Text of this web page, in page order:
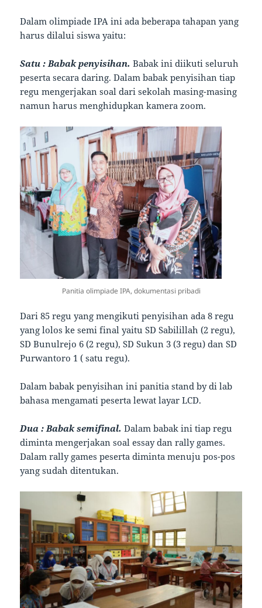
Dalam olimpiade IPA ini ada beberapa tahapan yang
harus dilalui siswa yaitu:
Satu : Babak penyisihan.Babak ini diikuti seluruh
peserta secara daring. Dalam babak penyisihan tiap
regu mengerjakan soal dari sekolah masing-masing
namun harus menghidupkan kamera zoom.
Panitia olimpiade IPA, dokumentasi pribadi
Dari 85 regu yang mengikuti penyisihan ada 8 regu
yang lolos ke semi final yaitu SD Sabilillah (2 regu),
SD Bunulrejo 6 (2 regu), SD Sukun 3 (3 regu) dan SD
Purwantoro 1 ( satu regu).
Dalam babak penyisihan ini panitia stand by di lab
bahasa mengamati peserta lewat layar LCD.
Dua : Babak semifinal.Dalam babak ini tiap regu
diminta mengerjakan soal essay dan rally games.
Dalam rally games peserta diminta menuju pos-pos
yang sudah ditentukan.